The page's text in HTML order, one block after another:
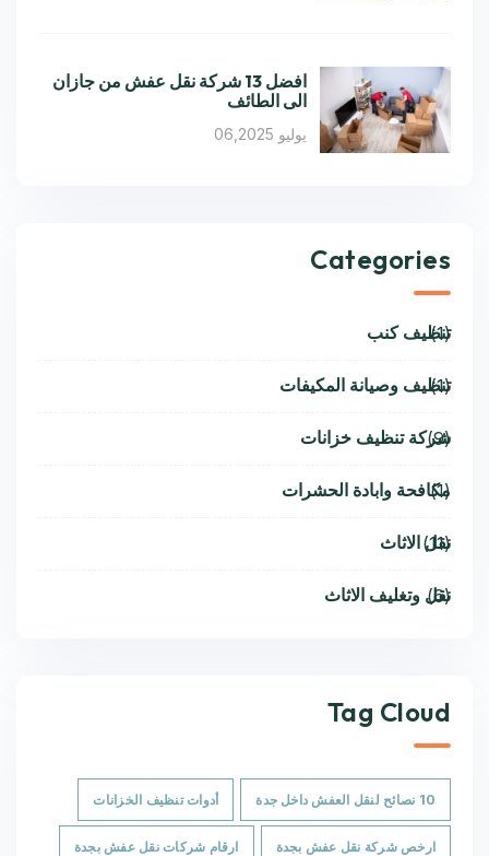
افضل 13 شركة نقل عفش من جازان
الى الطائف
يوليو 06,2025
Categories
تنظيف كنب
(1)
تنظيف وصيانة المكيفات
(1)
شركة تنظيف خزانات
(9)
مكافحة وابادة الحشرات
(1)
نقل الاثاث
(11)
نقل وتغليف الاثاث
(6)
Tag Cloud
10 نصائح لنقل العفش داخل جدة أدوات تنظيف الخزانات
ارخص شركة نقل عفش بجدة ارقام شركات نقل عفش بجدة